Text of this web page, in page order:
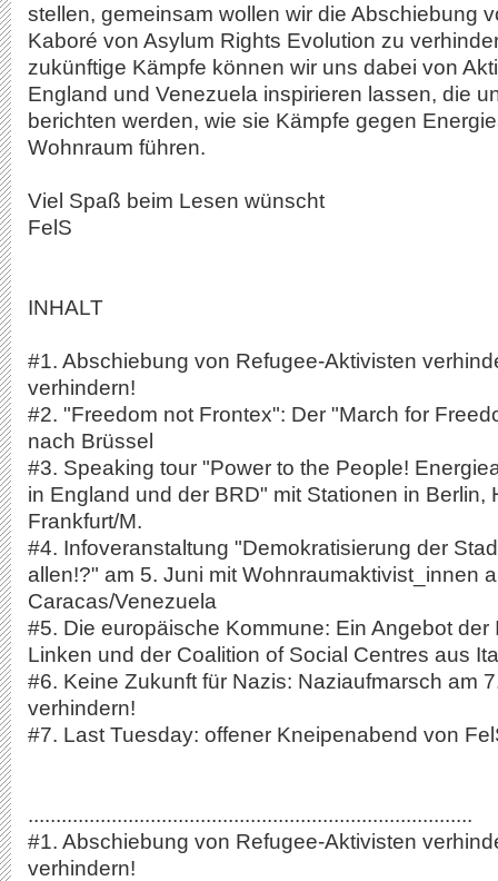
stellen, gemeinsam wollen wir die Abschiebung
Kaboré von Asylum Rights Evolution zu
zukünftige Kämpfe können wir uns dabei von
England und Venezuela inspirieren lassen, die
berichten werden, wie sie Kämpfe gegen
Wohnraum führen.
Viel Spaß beim Lesen wünscht
FelS
INHALT
#1. Abschiebung von Refugee-Aktivisten
verhindern!
#2. "Freedom not Frontex": Der "March for
nach Brüssel
#3. Speaking tour "Power to the People!
in England und der BRD" mit Stationen in Berlin,
Frankfurt/M.
#4. Infoveranstaltung "Demokratisierung der
allen!?" am 5. Juni mit Wohnraumaktivist_innen
Caracas/Venezuela
#5. Die europäische Kommune: Ein Angebot der
Linken und der Coalition of Social Centres aus
#6. Keine Zukunft für Nazis: Naziaufmarsch am
verhindern!
#7. Last Tuesday: offener Kneipenabend von
................................................................................
#1. Abschiebung von Refugee-Aktivisten
verhindern!